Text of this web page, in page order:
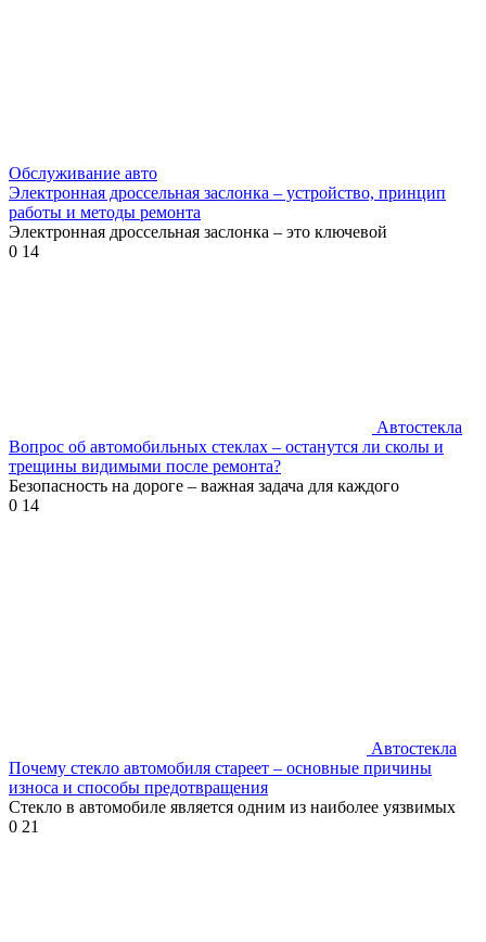
Обслуживание авто
Электронная дроссельная заслонка – устройство, принцип
работы и методы ремонта
Электронная дроссельная заслонка – это ключевой
0 14
Автостекла
Вопрос об автомобильных стеклах – останутся ли сколы и
трещины видимыми после ремонта?
Безопасность на дороге – важная задача для каждого
0 14
Автостекла
Почему стекло автомобиля стареет – основные причины
износа и способы предотвращения
Стекло в автомобиле является одним из наиболее уязвимых
0 21